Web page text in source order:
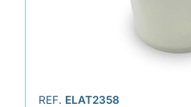
REF. ELAT2358